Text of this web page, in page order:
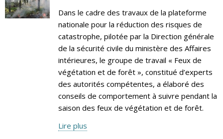
Dans le cadre des travaux de la plateforme
nationale pour la réduction des risques de
catastrophe, pilotée par la Direction générale
de la sécurité civile du ministère des Affaires
intérieures, le groupe de travail « Feux de
végétation et de forêt », constitué d’experts
des autorités compétentes, a élaboré des
conseils de comportement à suivre pendant la
saison des feux de végétation et de forêt.
Lire plus